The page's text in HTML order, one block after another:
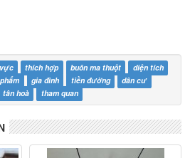
thích hợp buôn ma thuột
diện tích
gia đình tiền đường
dân cư
tân hoà tham quan